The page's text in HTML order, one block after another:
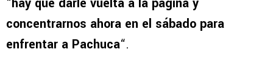
concentrarnos ahora en el sábado para
enfrentar a Pachuca“.